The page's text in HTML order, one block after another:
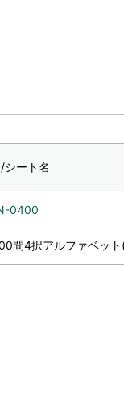
シート名
0400
問4択アルファベット